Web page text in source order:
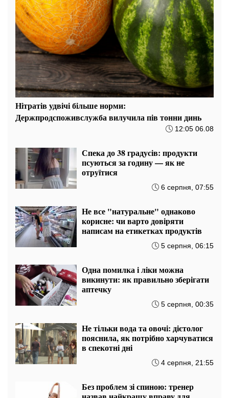
Нітратів удвічі більше норми:
Держпродспоживслужба вилучила пів тонни динь
12:05 06.08
Спека до 38 градусів: продукти
псуються за годину — як не
отруїтися
6 серпня, 07:55
Не все "натуральне" однаково
корисне: чи варто довіряти
написам на етикетках продуктів
5 серпня, 06:15
Одна помилка і ліки можна
викинути: як правильно зберігати
аптечку
5 серпня, 00:35
Не тільки вода та овочі: дієтолог
пояснила, як потрібно харчуватися
в спекотні дні
4 серпня, 21:55
Без проблем зі спиною: тренер